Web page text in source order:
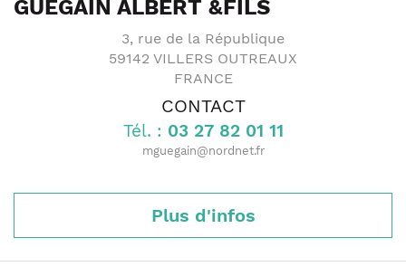
GUEGAIN ALBERT &FILS
3, rue de la République
59142 VILLERS OUTREAUX
FRANCE
CONTACT
Tél. : 03 27 82 01 11
mguegain@nordnet.fr
Plus d'infos